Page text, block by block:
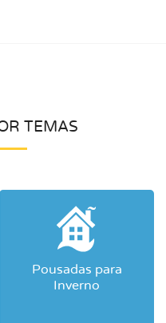
TEMAS
Pousadas para
Inverno